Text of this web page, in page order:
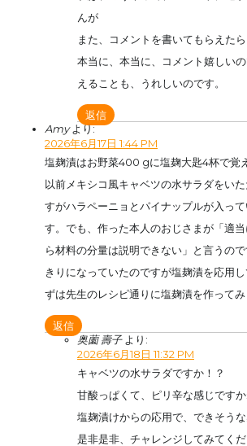
んが
また、コメントを書いてもらえたら
本当に、本当に、コメント嬉しい
えることも、うれしいのです。
返信
Amy より:
2026年6月17日 1:44 PM
塩麹漬はお野菜400 gに塩麹大匙4杯で覚
以前メキシコ風キャベツの水サラダをい
すがハラペーニョとパイナップルが入っ
す。でも、作った本人のおじさまが「適
ら材料の分量は説明できない」と言うの
きりになっていたのですが塩麹漬を応用
ずは先生のレシピ通りに塩麹漬を作ってみ
返信
奥薗 壽子 より:
2026年6月18日 11:32 PM
キャベツの水サラダですか！？
甘酸っぱくて、ピリ辛な感じです
塩麹漬けからの応用で、できそうな
是非是非、チャレンジしてみてくだ